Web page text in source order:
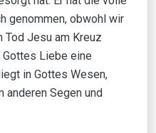
genommen, obwohl wir
Tod Jesu am Kreuz
Liebe eine
in Gottes Wesen,
anderen Segen und